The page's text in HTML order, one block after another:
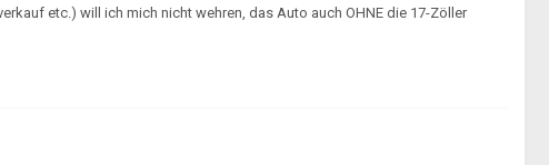
etc.) will ich mich nicht wehren, das Auto auch OHNE die 17-Zöller